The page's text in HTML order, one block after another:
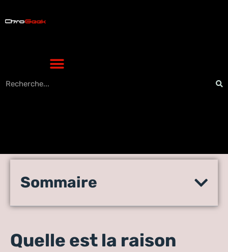
Pourquoi le site manga hub
avoir accès
Sommaire
Quelle est la raison